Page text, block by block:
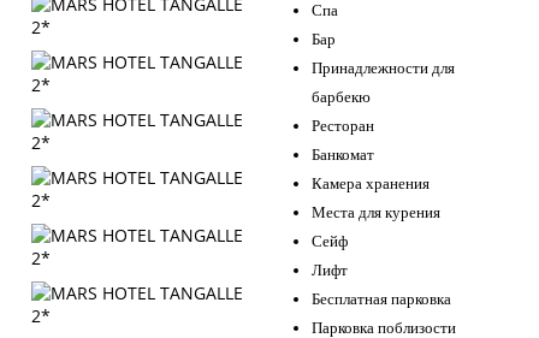
Спа
Бар
Принадлежности для
барбекю
Ресторан
Банкомат
Камера хранения
Места для курения
Сейф
Лифт
Бесплатная парковка
Парковка поблизости